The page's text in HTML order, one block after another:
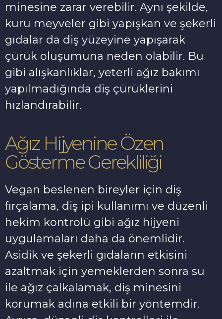
minesine zarar verebilir. Aynı şekilde,
kuru meyveler gibi yapışkan ve şekerli
gıdalar da diş yüzeyine yapışarak
çürük oluşumuna neden olabilir. Bu
gibi alışkanlıklar, yeterli ağız bakımı
yapılmadığında diş çürüklerini
hızlandırabilir.
Ağız Hijyenine Özen
Gösterme Gerekliliği
Vegan beslenen bireyler için diş
fırçalama, diş ipi kullanımı ve düzenli
hekim kontrolü gibi ağız hijyeni
uygulamaları daha da önemlidir.
Asidik ve şekerli gıdaların etkisini
azaltmak için yemeklerden sonra su
ile ağız çalkalamak, diş minesini
korumak adına etkili bir yöntemdir.